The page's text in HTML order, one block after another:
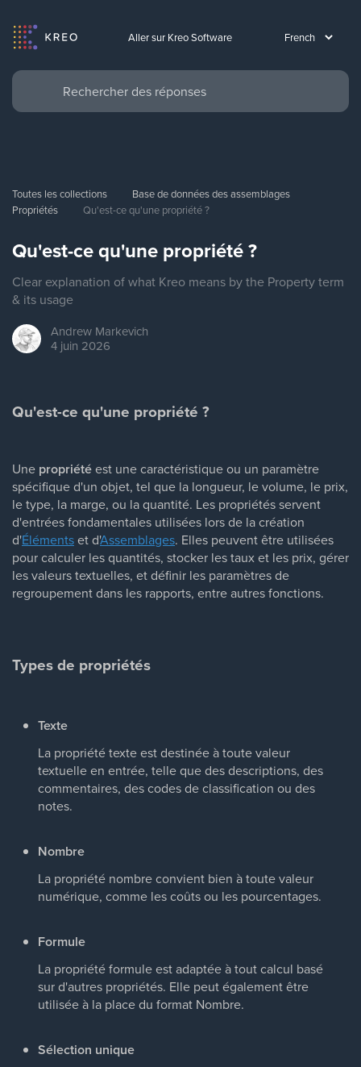
Aller sur Kreo Software
Toutes les collections
Base de données des assemblages
Propriétés
Qu'est-ce qu'une propriété ?
Qu'est-ce qu'une propriété ?
Clear explanation of what Kreo means by the Property term
& its usage
Andrew Markevich
4 juin 2026
Qu'est-ce qu'une propriété ?
Une propriétéest une caractéristique ou un paramètre
spécifique d'un objet, tel que la longueur, le volume, le prix,
le type, la marge, ou la quantité. Les propriétés servent
d'entrées fondamentales utilisées lors de la création
d'Élémentset d'Assemblages. Elles peuvent être utilisées
pour calculer les quantités, stocker les taux et les prix, gérer
les valeurs textuelles, et définir les paramètres de
regroupement dans les rapports, entre autres fonctions.
​Types de propriétés
Texte
La propriété texte est destinée à toute valeur
textuelle en entrée, telle que des descriptions, des
commentaires, des codes de classification ou des
notes.
Nombre
La propriété nombre convient bien à toute valeur
numérique, comme les coûts ou les pourcentages.
Formule
La propriété formule est adaptée à tout calcul basé
sur d'autres propriétés. Elle peut également être
utilisée à la place du format Nombre.
Sélection unique